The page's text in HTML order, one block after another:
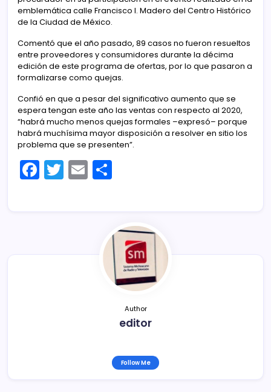
emblemática calle Francisco I. Madero del Centro Histórico
de la Ciudad de México.
Comentó que el año pasado, 89 casos no fueron resueltos
entre proveedores y consumidores durante la décima
edición de este programa de ofertas, por lo que pasaron a
formalizarse como quejas.
Confió en que a pesar del significativo aumento que se
espera tengan este año las ventas con respecto al 2020,
“habrá mucho menos quejas formales –expresó– porque
habrá muchísima mayor disposición a resolver en sitio los
problema que se presenten”.
F
a
T
w
E
m
p
ar
tir
Author
editor
Follow Me